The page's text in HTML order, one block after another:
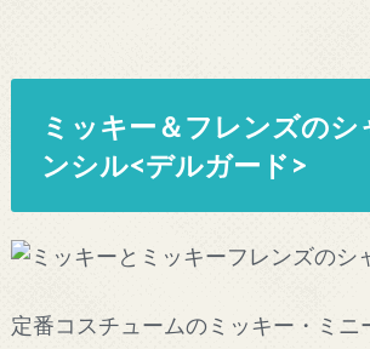
ミッキー＆フレンズのシ
ンシル<デルガード>
定番コスチュームのミッキー・ミニ